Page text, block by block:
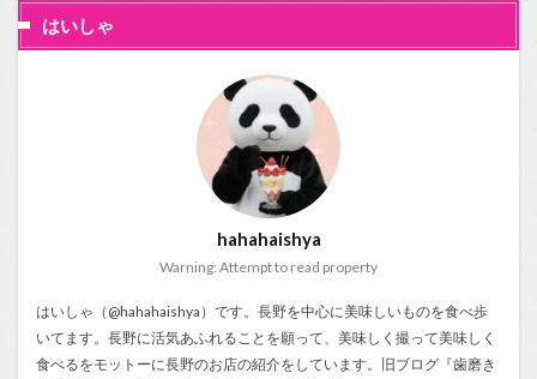
はいしゃ
hahahaishya
Warning: Attempt to read property
はいしゃ（@hahahaishya）です。長野を中心に美味しいものを食べ歩
いてます。長野に活気あふれることを願って、美味しく撮って美味しく
食べるをモットーに長野のお店の紹介をしています。旧ブログ『歯磨き